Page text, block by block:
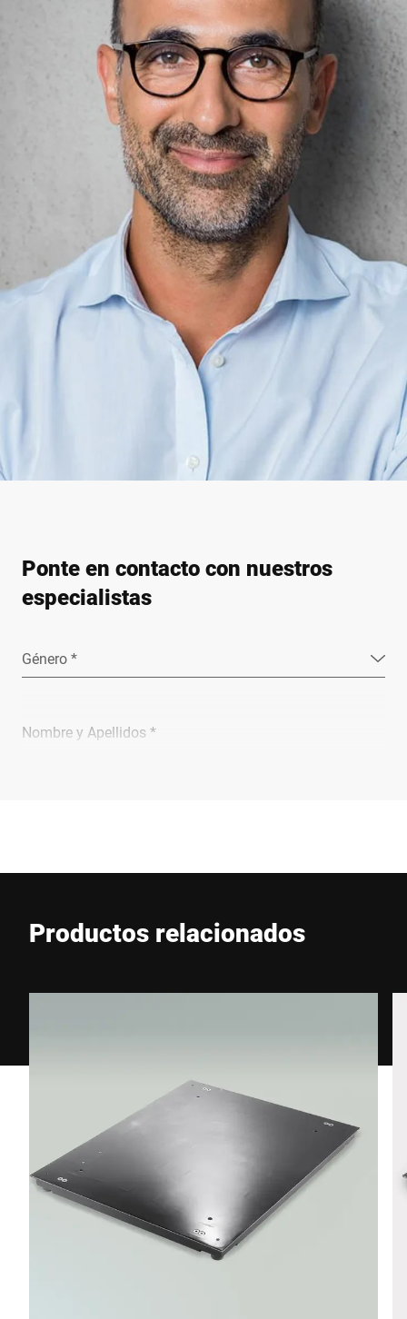
Ponte en contacto con nuestros
especialistas
Género *
Nombre y Apellidos *
Email *
Ciudad *
Productos relacionados